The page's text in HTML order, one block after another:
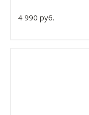
4 990 руб.